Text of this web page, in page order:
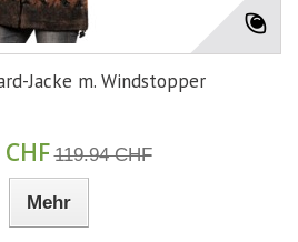
Jacke m. Windstopper
119.94 CHF
Mehr